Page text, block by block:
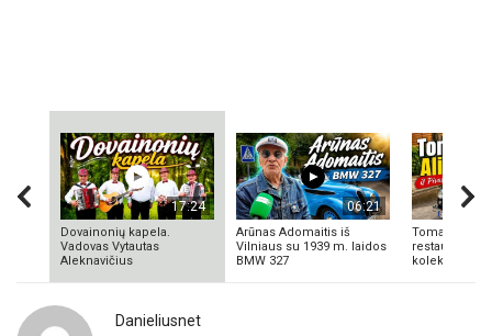
17:24
Dovainonių kapela.
Vadovas Vytautas
Aleknavičius
06:21
Arūnas Adomaitis iš
Vilniaus su 1939 m. laidos
BMW 327
Tomas
Danieliusnet